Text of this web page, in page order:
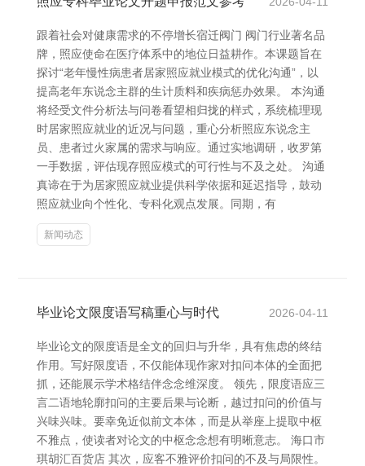
跟着社会对健康需求的不停增长宿迁阀门 阀门行业著名品
牌，照应使命在医疗体系中的地位日益耕作。本课题旨在
探讨“老年慢性病患者居家照应就业模式的优化沟通”，以
提高老年东说念主群的生计质料和疾病惩办效果。 本沟通
将经受文件分析法与问卷看望相归拢的样式，系统梳理现
时居家照应就业的近况与问题，重心分析照应东说念主
员、患者过火家属的需求与响应。通过实地调研，收罗第
一手数据，评估现存照应模式的可行性与不及之处。 沟通
真谛在于为居家照应就业提供科学依据和延迟指导，鼓动
照应就业向个性化、专科化观点发展。同期，有
新闻动态
毕业论文限度语写稿重心与时代 2026-04-11
毕业论文的限度语是全文的回归与升华，具有焦虑的终结
作用。写好限度语，不仅能体现作家对扣问本体的全面把
抓，还能展示学术格结伴念念维深度。 领先，限度语应三
言二语地轮廓扣问的主要后果与论断，越过扣问的价值与
兴味兴味。要幸免近似前文本体，而是从举座上提取中枢
不雅点，使读者对论文的中枢念念想有明晰意志。 海口市
琪胡汇百货店 其次，应客不雅评价扣问的不及与局限性。